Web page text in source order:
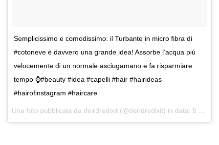
Semplicissimo e comodissimo: il Turbante in micro fibra di
#cotoneve è davvero una grande idea! Assorbe l’acqua più
velocemente di un normale asciugamano e fa risparmiare
tempo ⌚️#beauty #idea #capelli #hair #hairideas
#hairofinstagram #haircare
Una foto pubblicata da deirdredixit (@deirdredixit) in data: 5 Ago 2014 alle ore 10:32 PDT